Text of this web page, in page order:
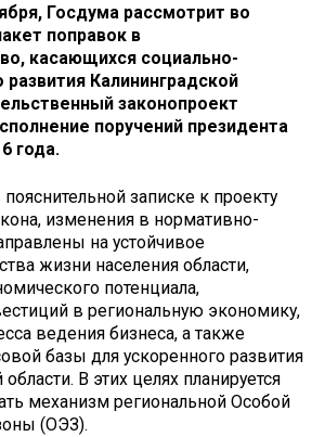
Госдума рассмотрит во
поправок в
касающихся социально-
Калининградской
законопроект
поручений президента
года.
пояснительной записке к проекту
изменения в нормативно-
на устойчивое
жизни населения области,
потенциала,
в региональную экономику,
ведения бизнеса, а также
базы для ускоренного развития
В этих целях планируется
механизм региональной Особой
(ОЭЗ).